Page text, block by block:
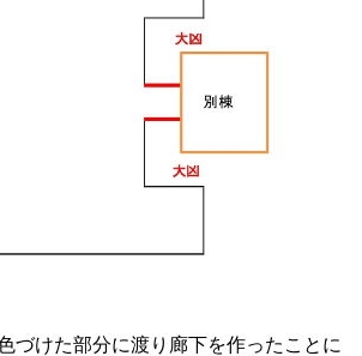
づけた部分に渡り廊下を作ったことに